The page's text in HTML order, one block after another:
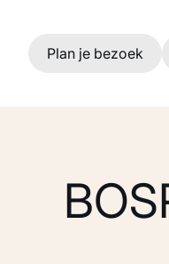
Ga naar
Plan je bezoek